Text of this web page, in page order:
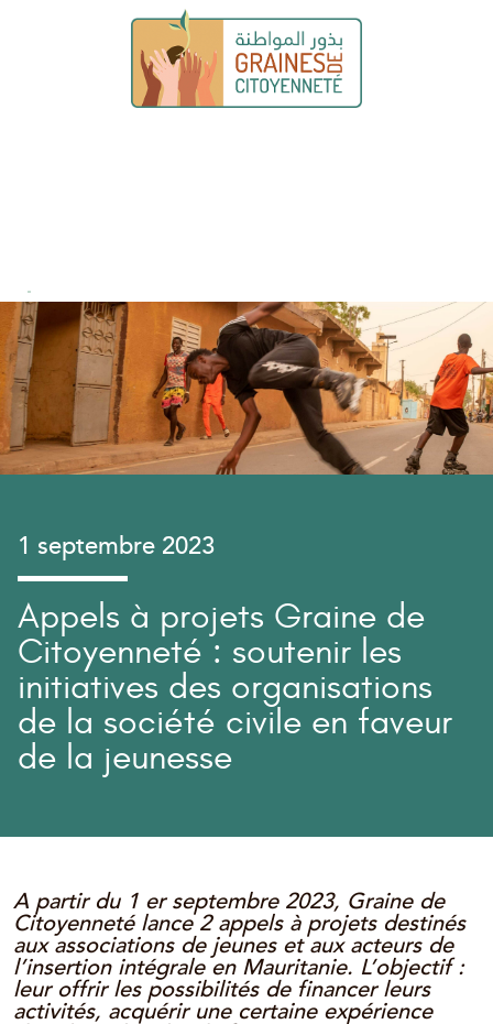
Graines de citoyenneté
1 septembre 2023
Appels à projets Graine de
Citoyenneté : soutenir les
initiatives des organisations
de la société civile en faveur
de la jeunesse
A partir du 1 er septembre 2023, Graine de
Citoyenneté lance 2 appels à projets destinés
aux associations de jeunes et aux acteurs de
l’insertion intégrale en Mauritanie. L’objectif :
leur offrir les possibilités de financer leurs
activités, acquérir une certaine expérience